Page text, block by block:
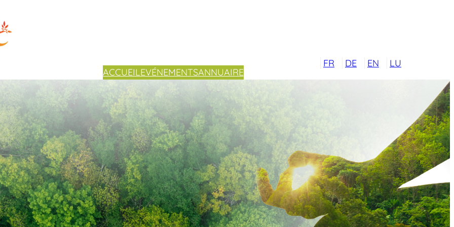
ACCUEILEVÉNEMENTSANNUAIRE
FR DE EN LU